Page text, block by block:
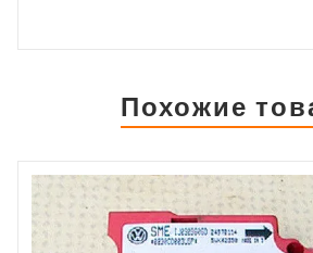
Похожие